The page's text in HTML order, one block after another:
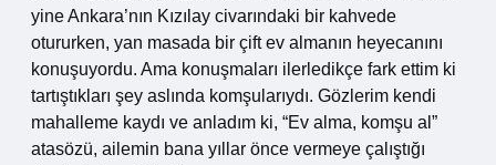
yine Ankara’nın Kızılay civarındaki bir kahvede
otururken, yan masada bir çift ev almanın heyecanını
konuşuyordu. Ama konuşmaları ilerledikçe fark ettim ki
tartıştıkları şey aslında komşularıydı. Gözlerim kendi
mahalleme kaydı ve anladım ki, “Ev alma, komşu al”
atasözü, ailemin bana yıllar önce vermeye çalıştığı